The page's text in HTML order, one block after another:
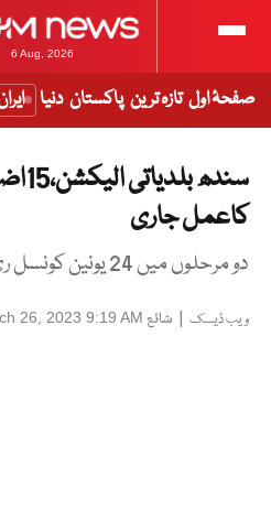
6 Aug, 2026
صفحۂ اول تازہ ترین پاکستان دنیا
کاعمل جاری
دو مرحلوں میں 24 یونین کونسل ری پولنگ ہو رہی ہے
ویب ڈیسک | شائع 26, 2023 9:19 AM